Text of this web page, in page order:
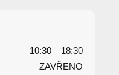
10:30 – 18:30
ZAVŘENO